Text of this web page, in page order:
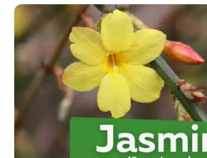
ist die Pflanze nicht winterhart ...